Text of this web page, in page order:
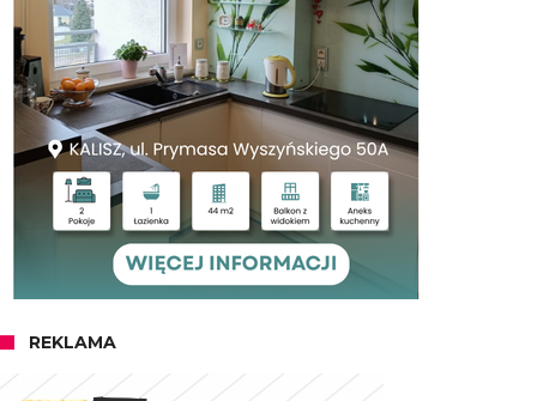
REKLAMA